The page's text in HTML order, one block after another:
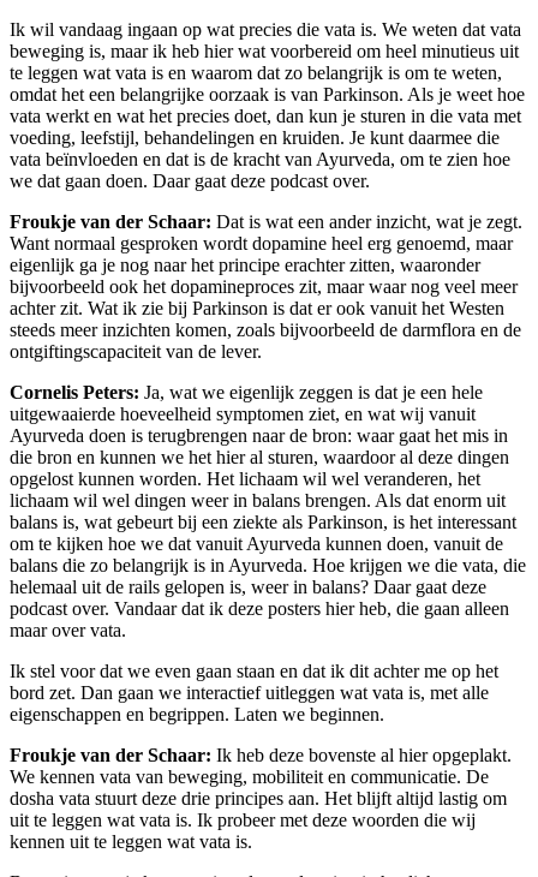
Ik wil vandaag ingaan op wat precies die vata is. We weten dat vata
beweging is, maar ik heb hier wat voorbereid om heel minutieus uit
te leggen wat vata is en waarom dat zo belangrijk is om te weten,
omdat het een belangrijke oorzaak is van Parkinson. Als je weet hoe
vata werkt en wat het precies doet, dan kun je sturen in die vata met
voeding, leefstijl, behandelingen en kruiden. Je kunt daarmee die
vata beïnvloeden en dat is de kracht van Ayurveda, om te zien hoe
we dat gaan doen. Daar gaat deze podcast over.
Froukje van der Schaar: Dat is wat een ander inzicht, wat je zegt.
Want normaal gesproken wordt dopamine heel erg genoemd, maar
eigenlijk ga je nog naar het principe erachter zitten, waaronder
bijvoorbeeld ook het dopamineproces zit, maar waar nog veel meer
achter zit. Wat ik zie bij Parkinson is dat er ook vanuit het Westen
steeds meer inzichten komen, zoals bijvoorbeeld de darmflora en de
ontgiftingscapaciteit van de lever.
Cornelis Peters: Ja, wat we eigenlijk zeggen is dat je een hele
uitgewaaierde hoeveelheid symptomen ziet, en wat wij vanuit
Ayurveda doen is terugbrengen naar de bron: waar gaat het mis in
die bron en kunnen we het hier al sturen, waardoor al deze dingen
opgelost kunnen worden. Het lichaam wil wel veranderen, het
lichaam wil wel dingen weer in balans brengen. Als dat enorm uit
balans is, wat gebeurt bij een ziekte als Parkinson, is het interessant
om te kijken hoe we dat vanuit Ayurveda kunnen doen, vanuit de
balans die zo belangrijk is in Ayurveda. Hoe krijgen we die vata, die
helemaal uit de rails gelopen is, weer in balans? Daar gaat deze
podcast over. Vandaar dat ik deze posters hier heb, die gaan alleen
maar over vata.
Ik stel voor dat we even gaan staan en dat ik dit achter me op het
bord zet. Dan gaan we interactief uitleggen wat vata is, met alle
eigenschappen en begrippen. Laten we beginnen.
Froukje van der Schaar: Ik heb deze bovenste al hier opgeplakt.
We kennen vata van beweging, mobiliteit en communicatie. De
dosha vata stuurt deze drie principes aan. Het blijft altijd lastig om
uit te leggen wat vata is. Ik probeer met deze woorden die wij
kennen uit te leggen wat vata is.